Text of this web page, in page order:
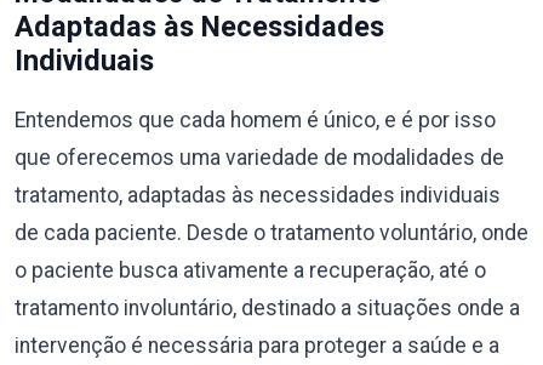
Adaptadas às Necessidades
Individuais
Entendemos que cada homem é único, e é por isso
que oferecemos uma variedade de modalidades de
tratamento, adaptadas às necessidades individuais
de cada paciente. Desde o tratamento voluntário, onde
o paciente busca ativamente a recuperação, até o
tratamento involuntário, destinado a situações onde a
intervenção é necessária para proteger a saúde e a